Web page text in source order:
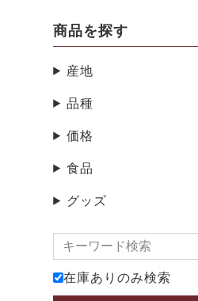
商品を探す
産地
品種
価格
食品
グッズ
在庫ありのみ検索